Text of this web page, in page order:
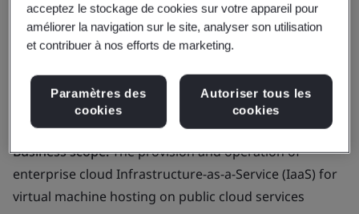
Hong Kong
Telecommunications
(HKT) Limited
Business scope:The provision and operation of
enterprise cloud Infrastructure-as-a-Service (IaaS) for
virtual machine hosting on public cloud services
acceptez le stockage de cookies sur votre appareil pour
améliorer la navigation sur le site, analyser son utilisation
et contribuer à nos efforts de marketing.
Paramètres des
cookies
Autoriser tous les
cookies